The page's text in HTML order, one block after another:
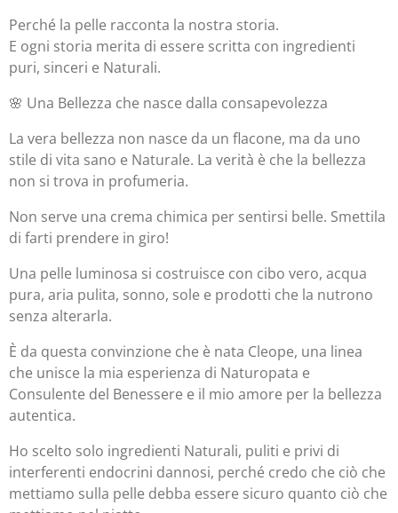
Perché la pelle racconta la nostra storia.
E ogni storia merita di essere scritta con ingredienti
puri, sinceri e Naturali.
🌸 Una Bellezza che nasce dalla consapevolezza
La vera bellezza non nasce da un flacone, ma da uno
stile di vita sano e Naturale. La verità è che la bellezza
non si trova in profumeria.
Non serve una crema chimica per sentirsi belle. Smettila
di farti prendere in giro!
Una pelle luminosa si costruisce con cibo vero, acqua
pura, aria pulita, sonno, sole e prodotti che la nutrono
senza alterarla.
È da questa convinzione che è nata Cleope, una linea
che unisce la mia esperienza di Naturopata e
Consulente del Benessere e il mio amore per la bellezza
autentica.
Ho scelto solo ingredienti Naturali, puliti e privi di
interferenti endocrini dannosi, perché credo che ciò che
mettiamo sulla pelle debba essere sicuro quanto ciò che